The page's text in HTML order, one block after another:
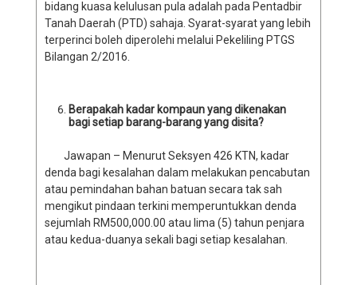
bidang kuasa kelulusan pula adalah pada Pentadbir
Tanah Daerah (PTD) sahaja. Syarat-syarat yang lebih
terperinci boleh diperolehi melalui Pekeliling PTGS
Bilangan 2/2016.
Berapakah kadar kompaun yang dikenakan
bagi setiap barang-barang yang disita?
Jawapan – Menurut Seksyen 426 KTN, kadar
denda bagi kesalahan dalam melakukan pencabutan
atau pemindahan bahan batuan secara tak sah
mengikut pindaan terkini memperuntukkan denda
sejumlah RM500,000.00 atau lima (5) tahun penjara
atau kedua-duanya sekali bagi setiap kesalahan.